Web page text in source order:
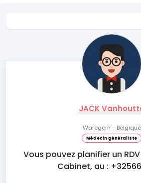
JACK
Waregem - Belgique
Médecin généraliste
Vous pouvez planifier un
Cabinet, au :